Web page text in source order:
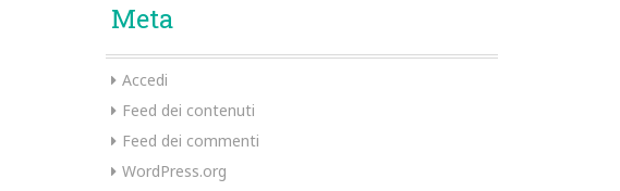
Meta
Accedi
Feed dei contenuti
Feed dei commenti
WordPress.org